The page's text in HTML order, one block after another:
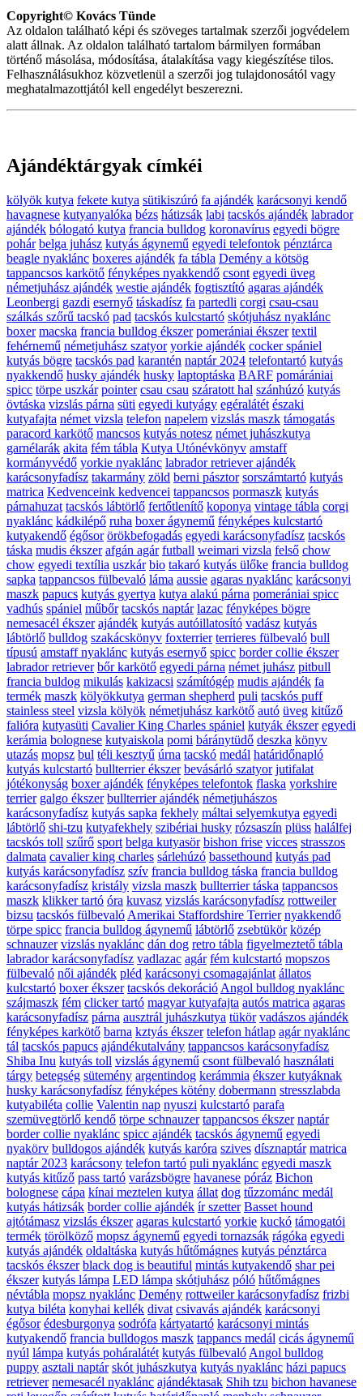
Copyright© Kovács Tünde
Az oldalon található képi és szöveges tartalmak szerzői jogvédelem
alatt állnak. Az oldalon található tartalom bármilyen formában
történő másolása, módosítása, átalakítása vagy kiegészítése tilos.
Felhasználásukhoz közvetlenül a szerzői jog tulajdonosától vagy
meghatalmazottjától kell engedélyt beszerezni.
Ajándéktárgyak címkéi
kölyök kutya fekete kutya sütikiszúró fa ajándék karácsonyi kendő
havagnese kutyanyalóka bézs hátizsák labi tacskós ajándék labrador
ajándék bólogató kutya francia bulldog koronavírus egyedi bögre
pohár belga juhász kutyás ágynemű egyedi telefontok pénztárca
beagle nyaklánc boxeres ajándék fa tábla Demény a kötsög
tappancsos karkötő fényképes nyakkendő csont egyedi üveg
németjuhász ajándék westie ajándék fogtisztító agaras ajándék
Leonbergi gazdi esernyő táskadísz fa partedli corgi csau-csau
szálkás szőrű tacskó pad tacskós kulcstartó skótjuhász nyaklánc
boxer macska francia bulldog ékszer pomerániai ékszer textil
fehérnemű németjuhász szatyor yorkie ajándék cocker spániel
kutyás bögre tacskós pad karantén naptár 2024 telefontartó kutyás
nyakkendő husky ajándék husky laptoptáska BARF pomárániai
spicc törpe uszkár pointer csau csau száratott hal szánhúzó kutyás
övtáska vizslás párna süti egyedi kutyágy egéralátét északi
kutyafajta német vizsla telefon napelem vizslás maszk támogatás
paracord karkötő mancsos kutyás notesz német juhászkutya
garnélarák akita fém tábla Kutya Utónévkönyv amstaff
kormányvédő yorkie nyaklánc labrador retriever ajándék
karácsonyfadísz takarmány zöld berni pásztor sorszámtartó kutyás
matrica Kedvenceink kedvencei tappancsos pormaszk kutyás
párnahuzat tacskós lábtörlő fertőtlenítő koponya vintage tábla corgi
nyaklánc kádkilépő ruha boxer ágynemű fényképes kulcstartó
kutyakendő égősor örökbefogadás egyedi karácsonyfadísz tacskós
táska mudis ékszer afgán agár futball weimari vizsla felső chow
chow egyedi textília uszkár bio takaró kutyás ülőke francia bulldog
sapka tappancsos fülbevaló láma aussie agaras nyaklánc karácsonyi
maszk papucs kutyás gyertya kutya alakú párna pomerániai spicc
vadhús spániel műbőr tacskós naptár lazac fényképes bögre
nemesacél ékszer ajándék kutyás autóillatosító vadász kutyás
lábtörlő bulldog szakácskönyv foxterrier terrieres fülbevaló bull
típusú amstaff nyaklánc kutyás esernyő spicc border collie ékszer
labrador retriever bőr karkötő egyedi párna német juhász pitbull
francia buldog mikulás kakizacsi számítógép mudis ajándék fa
termék maszk kölyökkutya german shepherd puli tacskós puff
stainless steel vizsla kölyök németjuhász karkötő autó üveg kitűző
falióra kutyasüti Cavalier King Charles spániel kutyák ékszer egyedi
kerámia bolognese kutyaiskola pomi báránytüdő deszka könyv
utazás mopsz bul téli kesztyű úrna tacskó medál határidőnapló
kutyás kulcstartó bullterrier ékszer bevásárló szatyor jutifalat
jótékonyság boxer ajándék fényképes telefontok flaska yorkshire
terrier galgo ékszer bullterrier ajándék németjuhászos
karácsonyfadísz kutyás sapka fekhely máltai selyemkutya egyedi
lábtörlő shi-tzu kutyafekhely szibériai husky rózsaszín plüss halálfej
tacskós toll szűrő sport belga kutyasör bishon frise vicces strasszos
dalmata cavalier king charles sárlehúzó bassethound kutyás pad
kutyás karácsonyfadísz szív francia bulldog táska francia bulldog
karácsonyfadísz kristály vizsla maszk bullterrier táska tappancsos
maszk klikker tartó óra kuvasz vizslás karácsonyfadísz rottweiler
bizsu tacskós fülbevaló Amerikai Staffordshire Terrier nyakkendő
törpe spicc francia bulldog ágynemű lábtörlő zsebtükör közép
schnauzer vizslás nyaklánc dán dog retro tábla figyelmeztető tábla
labrador karácsonyfadísz vadlazac agár fém kulcstartó mopszos
fülbevaló női ajándék pléd karácsonyi csomagajánlat állatos
kulcstartó boxer ékszer tacskós dekoráció Angol bulldog nyaklánc
szájmaszk fém clicker tartó magyar kutyafajta autós matrica agaras
karácsonyfadísz párna ausztrál juhászkutya tükör vadászos ajándék
fényképes karkötő barna kztyás ékszer telefon hátlap agár nyaklánc
tál tacskós papucs ajándékutalvány tappancsos karácsonyfadísz
Shiba Inu kutyás toll vizslás ágynemű csont fülbevaló használati
tárgy betegség sütemény argentindog kerámmia ékszer kutyáknak
husky karácsonyfadísz fényképes kötény dobermann stresszlabda
kutyabiléta collie Valentin nap nyuszi kulcstartó parafa
szemüvegtörlő kendő törpe schnauzer tappancsos ékszer naptár
border collie nyaklánc spicc ajándék tacskós ágynemű egyedi
nyakörv bulldogos ajándék kutyás karóra szives dísznaptár matrica
naptár 2023 karácsony telefon tartó puli nyaklánc egyedi maszk
kutyás kitűző pass tartó varázsbögre havanese póráz Bichon
bolognese cápa kínai meztelen kutya állat dog tűzzománc medál
kutyás hátizsák border collie ajándék ír szetter Basset hound
ajtótámasz vizslás ékszer agaras kulcstartó yorkie kuckó támogatói
termék törölköző mopsz ágynemű egyedi tornazsák rágóka egyedi
kutyás ajándék oldaltáska kutyás hűtőmágnes kutyás pénztárca
tacskós ékszer black dog is beautiful mintás kutyakendő shar pei
ékszer kutyás lámpa LED lámpa skótjuhász póló hűtőmágnes
névtábla mopsz nyaklánc Demény rottweiler karácsonyfadísz frizbi
kutya biléta konyhai kellék divat csivavás ajándék karácsonyi
égősor édesburgonya sodrófa kártyatartó karácsonyi mintás
kutyakendő francia bulldogos maszk tappancs medál cicás ágynemű
nyúl lámpa kutyás poháralátét kutyás fülbevaló Angol bulldog
puppy asztali naptár skót juhászkutya kutyás nyaklánc házi papucs
retriever nemesacél nyaklánc ajándéktasak Shih tzu bichon havanese